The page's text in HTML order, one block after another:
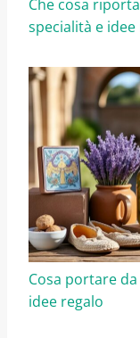
Che cosa
specialità e idee
Cosa portare
idee regalo